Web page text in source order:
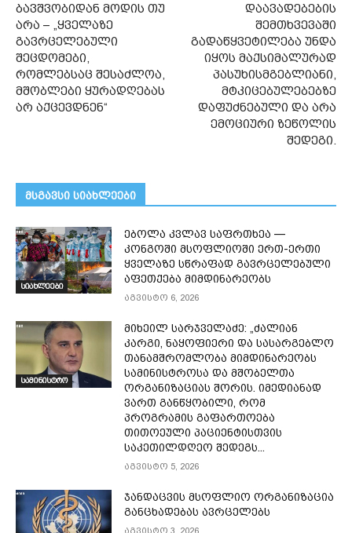
ბავშვობიდან მოდის თუ
არა – „ყველაზე
გავრცელებული
შეცდომები,
რომლებსაც შესაძლოა,
მშობლები ყურადღებას
არ აქცევდნენ“
დაავადებების
შემთხვევაში
გადაწყვეტილება უნდა
იყოს მაქსიმალურად
პასუხისმგებლიანი,
მტკიცებულებებზე
დაფუძნებული და არა
ემოციური ზეწოლის
შედეგი.
მსგავსი სიახლეები
სიახლეები
ებოლა კვლავ საფრთხეა —
კონგოში მსოფლიოში ერთ-ერთი
ყველაზე სწრაფად გავრცელებული
აფეთქება მიმდინარეობს
აგვისტო 6, 2026
სამინისტრო
მიხეილ სარჯველაძე: „ძალიან
კარგი, ნაყოფიერი და სასარგებლო
თანამშრომლობა მიმდინარეობს
სამინისტროსა და მშობელთა
ორგანიზაციას შორის. იმედიანად
ვართ განწყობილი, რომ
პროგრამის გაფართოება
თითოეული პაციენტისთვის
საკეთილდღეო შედეგს...
აგვისტო 5, 2026
ჯანდაცვის მსოფლიო ორგანიზაცია
განცხადებას ავრცელებს
აგვისტო 3, 2026